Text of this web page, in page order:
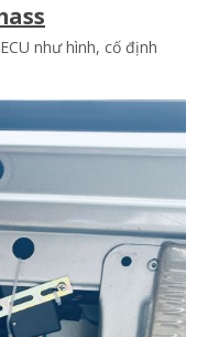
như hình, cố định